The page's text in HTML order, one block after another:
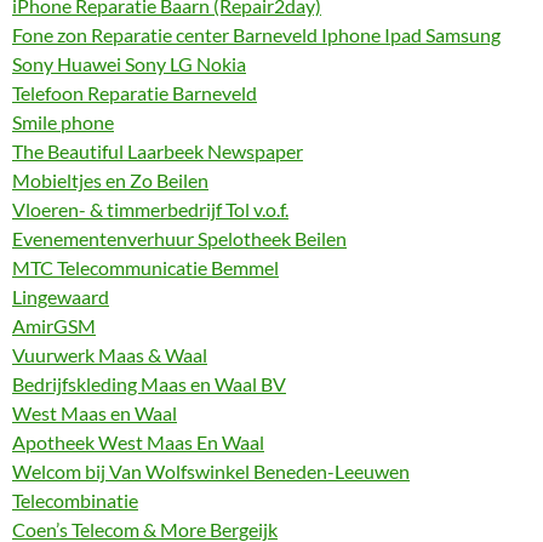
iPhone Reparatie Baarn (Repair2day)
Fone zon Reparatie center Barneveld Iphone Ipad Samsung
Sony Huawei Sony LG Nokia
Telefoon Reparatie Barneveld
Smile phone
The Beautiful Laarbeek Newspaper
Mobieltjes en Zo Beilen
Vloeren- & timmerbedrijf Tol v.o.f.
Evenementenverhuur Spelotheek Beilen
MTC Telecommunicatie Bemmel
Lingewaard
AmirGSM
Vuurwerk Maas & Waal
Bedrijfskleding Maas en Waal BV
West Maas en Waal
Apotheek West Maas En Waal
Welcom bij Van Wolfswinkel Beneden-Leeuwen
Telecombinatie
Coen’s Telecom & More Bergeijk